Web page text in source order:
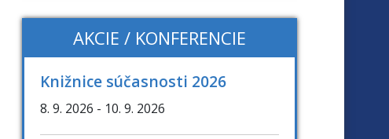
AKCIE / KONFERENCIE
Knižnice súčasnosti 2026
8. 9. 2026 - 10. 9. 2026